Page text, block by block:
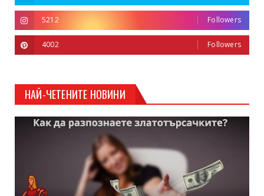
5212 Followers
4002 Followers
НАЙ-ЧЕТЕНИТЕ НОВИНИ